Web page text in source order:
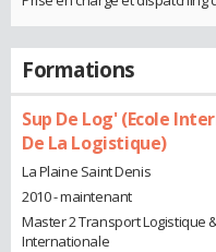
Formations
Sup De Log' (Ecole
De La Logistique)
La Plaine Saint Denis
2010 - maintenant
Master 2 Transport Logistique
Internationale